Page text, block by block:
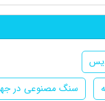
سنگ مصنوعی در